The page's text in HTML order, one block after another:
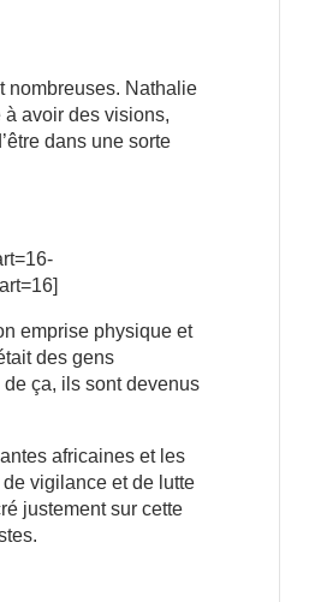
nombreuses. Nathalie
à avoir des visions,
dans une sorte
emprise physique et
des gens
de ça, ils sont devenus
africaines et les
vigilance et de lutte
justement sur cette